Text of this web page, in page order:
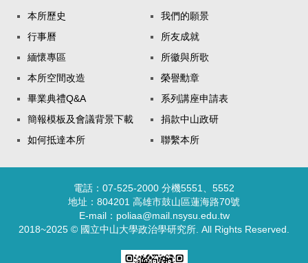
本所歷史
我們的願景
行事曆
所友成就
緬懷專區
所徽與所歌
本所空間改造
榮譽勳章
畢業典禮Q&A
系列講座申請表
簡報模板及會議背景下載
捐款中山政研
如何抵達本所
聯繫本所
電話：07-525-2000 分機5551、5552
地址：804201 高雄市鼓山區蓮海路70號
E-mail：poliaa@mail.nsysu.edu.tw
2018~2025 © 國立中山大學政治學研究所. All Rights Reserved.